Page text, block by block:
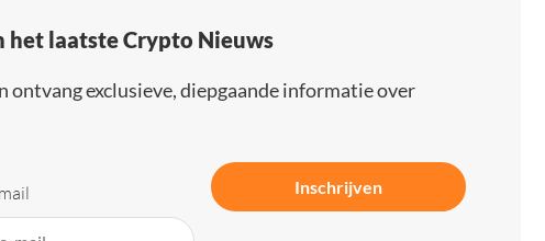
het laatste Crypto Nieuws
ontvang exclusieve, diepgaande informatie over
Inschrijven